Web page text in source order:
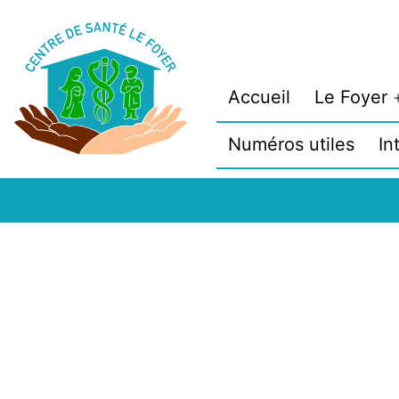
contenu
Accueil Le Foyer
Numéros utiles